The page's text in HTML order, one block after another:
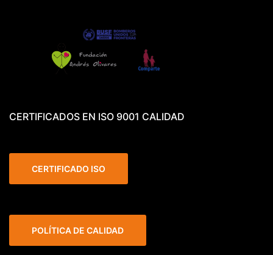
CERTIFICADOS EN ISO 9001 CALIDAD
CERTIFICADO ISO
POLÍTICA DE CALIDAD